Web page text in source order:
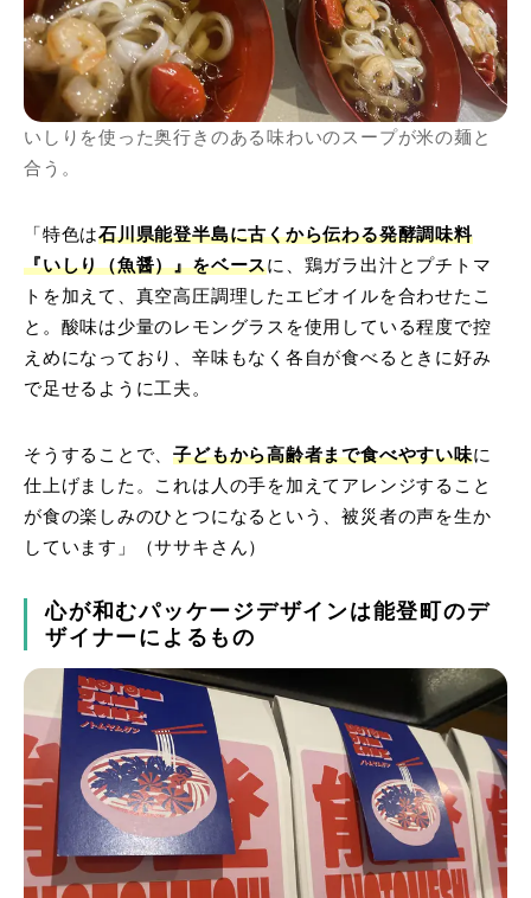
いしりを使った奥行きのある味わいのスープが米の麺と
合う。
「特色は石川県能登半島に古くから伝わる発酵調味料
『いしり（魚醤）』をベースに、鶏ガラ出汁とプチトマ
トを加えて、真空高圧調理したエビオイルを合わせたこ
と。酸味は少量のレモングラスを使用している程度で控
えめになっており、辛味もなく各自が食べるときに好み
で足せるように工夫。
そうすることで、子どもから高齢者まで食べやすい味に
仕上げました。これは人の手を加えてアレンジすること
が食の楽しみのひとつになるという、被災者の声を生か
しています」（ササキさん）
心が和むパッケージデザインは能登町のデ
ザイナーによるもの